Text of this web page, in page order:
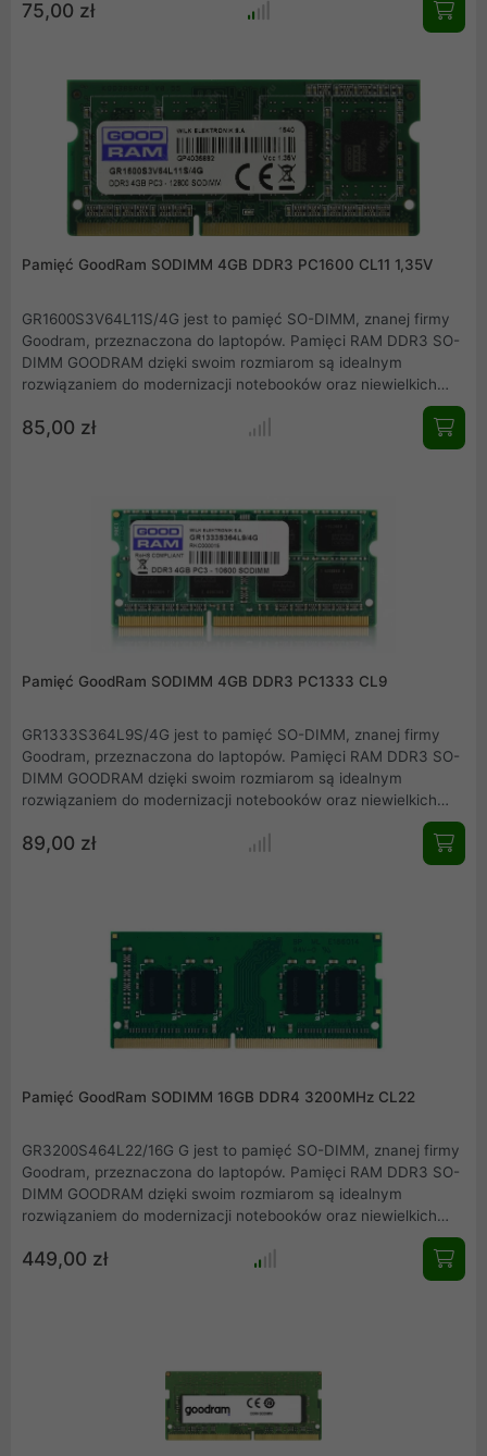
ceny.
75,00 zł
Pamięć GoodRam SODIMM 4GB DDR3 PC1600 CL11 1,35V
GR1600S3V64L11S/4G jest to pamięć SO-DIMM, znanej firmy
Goodram, przeznaczona do laptopów. Pamięci RAM DDR3 SO-
DIMM GOODRAM dzięki swoim rozmiarom są idealnym
rozwiązaniem do modernizacji notebooków oraz niewielkich
komputerów przenośnych. Sprzęt, który od lat dobrze służy
swoim posiadaczom dzięki rozszerzeniu o nowe pamięci SO-
85,00 zł
Pamięć GoodRam SODIMM 4GB DDR3 PC1333 CL9
GR1333S364L9S/4G jest to pamięć SO-DIMM, znanej firmy
Goodram, przeznaczona do laptopów. Pamięci RAM DDR3 SO-
DIMM GOODRAM dzięki swoim rozmiarom są idealnym
rozwiązaniem do modernizacji notebooków oraz niewielkich
komputerów przenośnych. Sprzęt, który od lat dobrze służy
swoim posiadaczom dzięki rozszerzeniu o nowe pamięci SO-
89,00 zł
Pamięć GoodRam SODIMM 16GB DDR4 3200MHz CL22
GR3200S464L22/16G G jest to pamięć SO-DIMM, znanej firmy
Goodram, przeznaczona do laptopów. Pamięci RAM DDR3 SO-
DIMM GOODRAM dzięki swoim rozmiarom są idealnym
rozwiązaniem do modernizacji notebooków oraz niewielkich
komputerów przenośnych. Sprzęt, który od lat dobrze służy
swoim posiadaczom dzięki rozszerzeniu o nowe pamięci SO-
449,00 zł